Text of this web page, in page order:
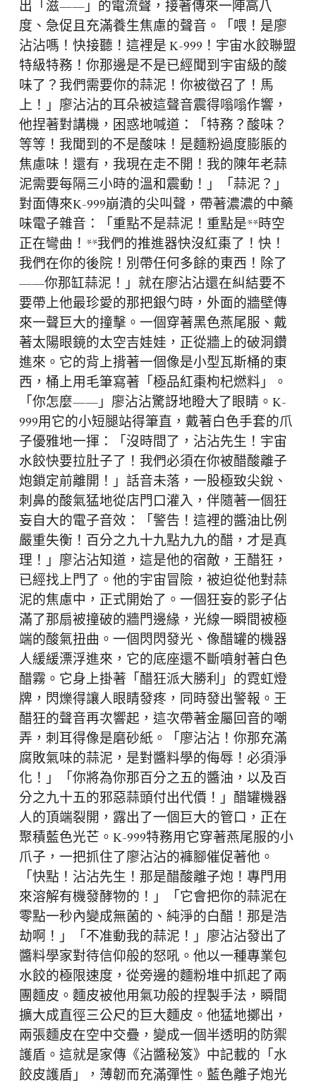
出「滋——」的電流聲，接著傳來一陣高八
度、急促且充滿養生焦慮的聲音。「喂！是廖
沾沾嗎！快接聽！這裡是 K-999！宇宙水餃聯盟
特級特務！你那邊是不是已經聞到宇宙級的酸
味了？我們需要你的蒜泥！你被徵召了！馬
上！」廖沾沾的耳朵被這聲音震得嗡嗡作響，
他捏著對講機，困惑地喊道：「特務？酸味？
等等！我聞到的不是酸味！是麵粉過度膨脹的
焦慮味！還有，我現在走不開！我的陳年老蒜
泥需要每隔三小時的溫和震動！」「蒜泥？」
對面傳來K-999崩潰的尖叫聲，帶著濃濃的中藥
味電子雜音：「重點不是蒜泥！重點是**時空
正在彎曲！**我們的推進器快沒紅棗了！快！
我們在你的後院！別帶任何多餘的東西！除了
——你那缸蒜泥！」就在廖沾沾還在糾結要不
要帶上他最珍愛的那把銀勺時，外面的牆壁傳
來一聲巨大的撞擊。一個穿著黑色燕尾服、戴
著太陽眼鏡的太空吉娃娃，正從牆上的破洞鑽
進來。它的背上揹著一個像是小型瓦斯桶的東
西，桶上用毛筆寫著「極品紅棗枸杞燃料」。
「你怎麼——」廖沾沾驚訝地瞪大了眼睛。K-
999用它的小短腿站得筆直，戴著白色手套的爪
子優雅地一揮：「沒時間了，沾沾先生！宇宙
水餃快要拉肚子了！我們必須在你被醋酸離子
炮鎖定前離開！」話音未落，一股極致尖銳、
刺鼻的酸氣猛地從店門口灌入，伴隨著一個狂
妄自大的電子音效：「警告！這裡的醬油比例
嚴重失衡！百分之九十九點九九的醋，才是真
理！」廖沾沾知道，這是他的宿敵，王醋狂，
已經找上門了。他的宇宙冒險，被迫從他對蒜
泥的焦慮中，正式開始了。一個狂妄的影子佔
滿了那扇被撞破的牆門邊緣，光線一瞬間被極
端的酸氣扭曲。一個閃閃發光、像醋罐的機器
人緩緩漂浮進來，它的底座還不斷噴射著白色
醋霧。它身上掛著「醋狂派大勝利」的霓虹燈
牌，閃爍得讓人眼睛發疼，同時發出警報。王
醋狂的聲音再次響起，這次帶著金屬回音的嘲
弄，刺耳得像是磨砂紙。「廖沾沾！你那充滿
腐敗氣味的蒜泥，是對醬料學的侮辱！必須淨
化！」「你將為你那百分之五的醬油，以及百
分之九十五的邪惡蒜頭付出代價！」醋罐機器
人的頂端裂開，露出了一個巨大的管口，正在
聚積藍色光芒。K-999特務用它穿著燕尾服的小
爪子，一把抓住了廖沾沾的褲腳催促著他。
「快點！沾沾先生！那是醋酸離子炮！專門用
來溶解有機發酵物的！」「它會把你的蒜泥在
零點一秒內變成無菌的、純淨的白醋！那是浩
劫啊！」「不准動我的蒜泥！」廖沾沾發出了
醬料學家對待信仰般的怒吼。他以一種專業包
水餃的極限速度，從旁邊的麵粉堆中抓起了兩
團麵皮。麵皮被他用氣功般的捏製手法，瞬間
擴大成直徑三公尺的巨大麵皮。他猛地擲出，
兩張麵皮在空中交疊，變成一個半透明的防禦
護盾。這就是家傳《沾醬秘笈》中記載的「水
餃皮護盾」，薄韌而充滿彈性。藍色離子炮光